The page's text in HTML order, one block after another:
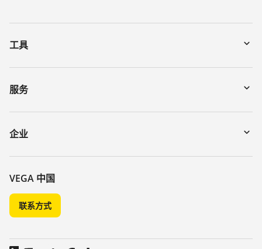
工具
下载
通过序列号搜索仪表
DTM Collection/PACTware
服务
寄回仪表
讲座
化学稳定性列表
介电常数列表
TeamViewer
企业
关于 VEGA
联系我们
新闻
媒体
博客
VEGA 中国
联系方式